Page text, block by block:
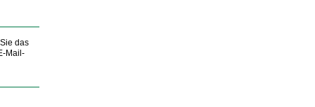
das
Mail-